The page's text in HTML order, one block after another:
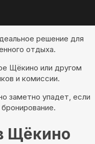
решение для
отдыха.
Щёкино или другом
и комиссии.
заметно упадет, если
Щёкино